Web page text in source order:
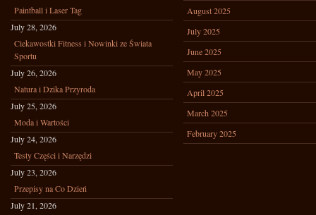
Paintball i Laser Tag
July 28, 2026
Ciekawostki Fitness i Nowinki ze Świata
Sportu
July 26, 2026
Natura i Dzika Przyroda
July 25, 2026
Moda i Wartości
July 24, 2026
Testy Części i Narzędzi
July 23, 2026
Przepisy na Co Dzień
July 21, 2026
August 2025
July 2025
June 2025
May 2025
April 2025
March 2025
February 2025